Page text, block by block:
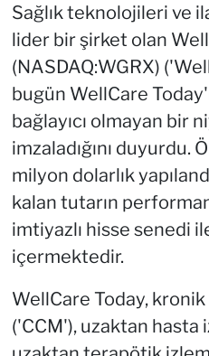
Sağlık teknolojileri ve
lider bir şirket olan
(NASDAQ:WGRX)
bugün WellCare
bağlayıcı olmayan bir
imzaladığını duyurdu.
milyon dolarlık
kalan tutarın
imtiyazlı hisse senedi
içermektedir.
WellCare Today,
('CCM'), uzaktan hasta